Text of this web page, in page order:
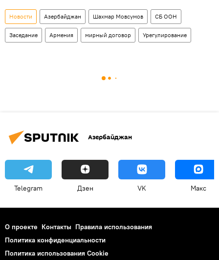
Новости Азербайджан Шахмар Мовсумов СБ ООН
Заседание Армения мирный договор Урегулирование
Азербайджан
Telegram Дзен VK Макс
О проекте Контакты Правила использования
Политика конфиденциальности
Политика использования Cookie